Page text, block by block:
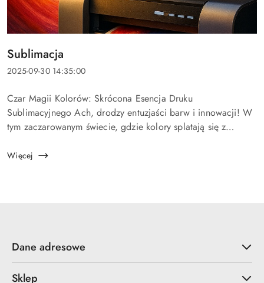
Tytuł
artykułu:
Sublimacja
Data
2025-09-30 14:35:00
Treść
artykułu:
Czar Magii Kolorów: Skrócona Esencja Druku
Sublimacyjnego Ach, drodzy entuzjaści barw i innowacji! W
tym zaczarowanym świecie, gdzie kolory splatają się z
się jako subtelny alchem...
Więcej
Dane adresowe
Sklep